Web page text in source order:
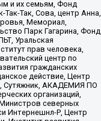
и их семьям, Фонд
Так-Так, Сова, центр Анна,
Мемориал,
Парк Гагарина, Фонд
Уральская
прав человека,
центр по
гражданских
действие, Центр
Сутяжник, АКАДЕМИЯ ПО
организаций,
северных
Интернешнл-Р, Центр